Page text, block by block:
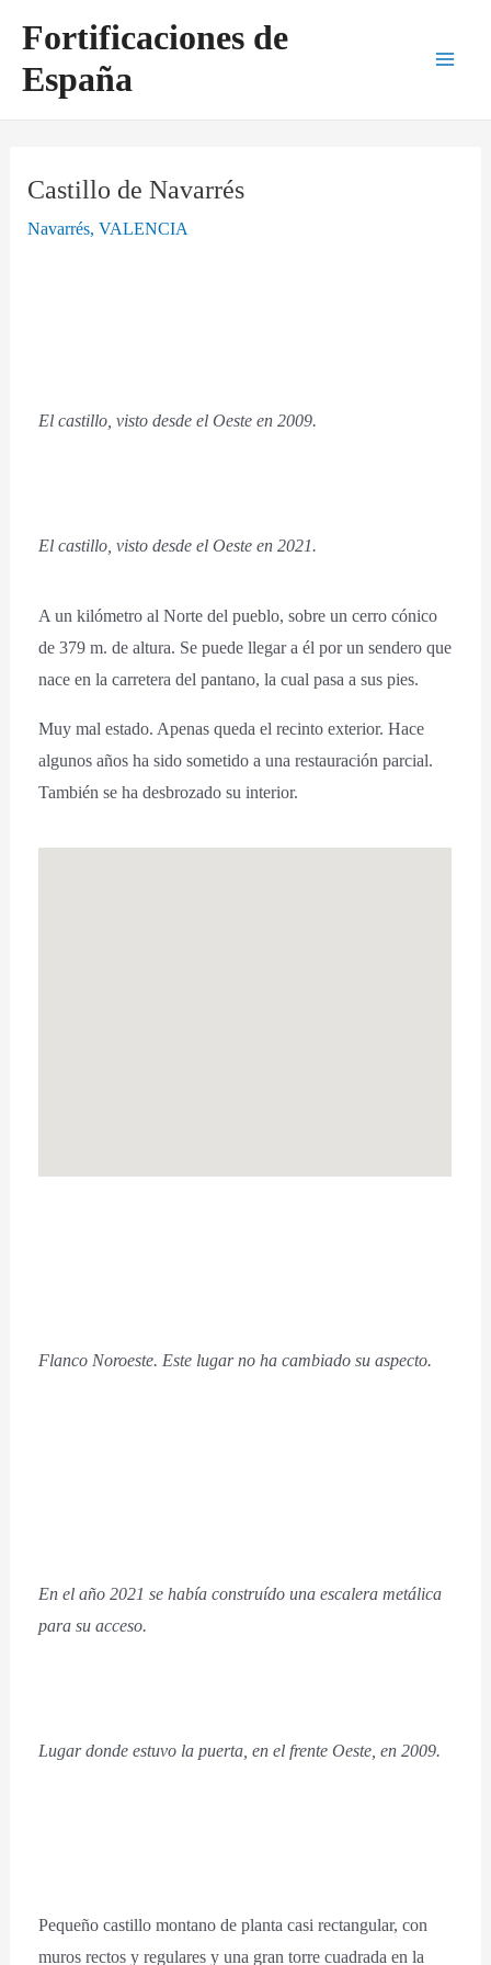
contenido
Fortificaciones de
España
Castillo de Navarrés
Navarrés,VALENCIA
El castillo, visto desde el Oeste en 2009.
El castillo, visto desde el Oeste en 2021.
A un kilómetro al Norte del pueblo, sobre un cerro cónico
de 379 m. de altura. Se puede llegar a él por un sendero que
nace en la carretera del pantano, la cual pasa a sus pies.
Muy mal estado. Apenas queda el recinto exterior. Hace
algunos años ha sido sometido a una restauración parcial.
También se ha desbrozado su interior.
Flanco Noroeste. Este lugar no ha cambiado su aspecto.
En el año 2021 se había construído una escalera metálica
para su acceso.
Lugar donde estuvo la puerta, en el frente Oeste, en 2009.
Pequeño castillo montano de planta casi rectangular, con
muros rectos y regulares y una gran torre cuadrada en la
de
entradas